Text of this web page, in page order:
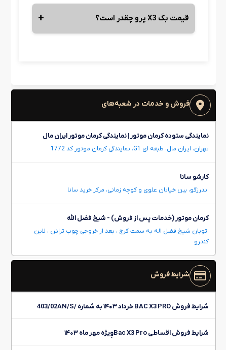
قیمت بک X3 پرو چقدر است؟
فروش و خدمات در شعبه‌های
نمایندگی ستوده کرمان موتور | نمایندگی کرمان موتور ایران مال
تهران، ایران مال، طبقه ای G1، نمایندگی کرمان موتور کد 1772
کارشو سانا
اندرزگو، بین خیابان علوی و کوچه زمانی، مرکز خرید سانا
کرمان موتور (خدمات پس از فروش) - شیخ فضل الله
اتوبان شیخ فضل اله به سمت کرج ، بعد از خروجی چوب تراش ، لاین
کندرو
شرایط فروش
شرایط فروش BAC X3 PRO خرداد ۱۴۰۳ به شماره /403/02AN/S
شرایط فروش اقساطی Bac X3 Proوِیژه مهر ماه ۱۴۰۳